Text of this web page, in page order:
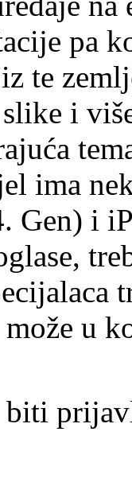
pa
te
i
ima
Gen) i
u
biti